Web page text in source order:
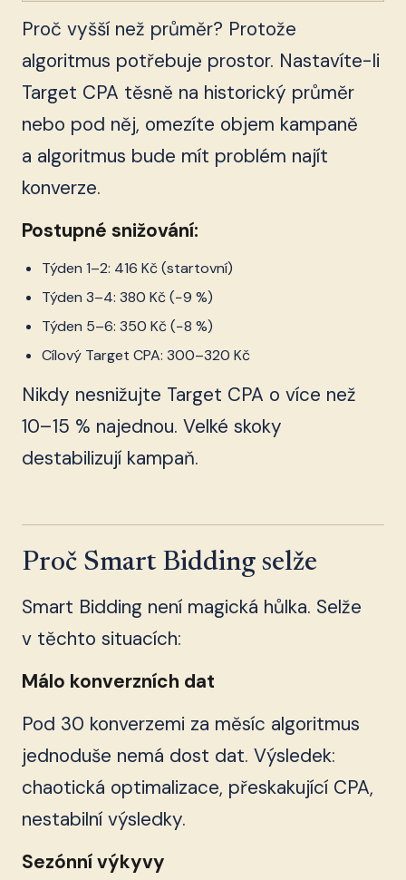
Proč vyšší než průměr? Protože
algoritmus potřebuje prostor. Nastavíte-li
Target CPA těsně na historický průměr
nebo pod něj, omezíte objem kampaně
a algoritmus bude mít problém najít
konverze.
Postupné snižování:
Týden 1–2: 416 Kč (startovní)
Týden 3–4: 380 Kč (−9 %)
Týden 5–6: 350 Kč (−8 %)
Cílový Target CPA: 300–320 Kč
Nikdy nesnižujte Target CPA o více než
10–15 % najednou. Velké skoky
destabilizují kampaň.
Proč Smart Bidding selže
Smart Bidding není magická hůlka. Selže
v těchto situacích:
Málo konverzních dat
Pod 30 konverzemi za měsíc algoritmus
jednoduše nemá dost dat. Výsledek:
chaotická optimalizace, přeskakující CPA,
nestabilní výsledky.
Sezónní výkyvy